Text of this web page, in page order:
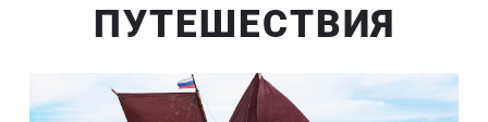
ПУТЕШЕСТВИЯ